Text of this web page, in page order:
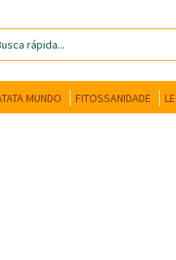
MUNDO FITOSSANIDADE